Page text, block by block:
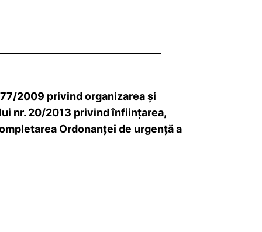
2009 privind organizarea şi
nr. 20/2013 privind înfiinţarea,
Ordonanţei de urgenţă a